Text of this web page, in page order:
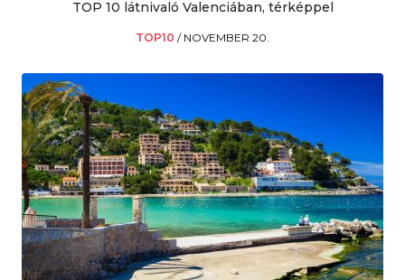
TOP 10 látnivaló Valenciában, térképpel
TOP10 / NOVEMBER 20.